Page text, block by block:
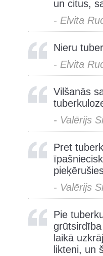
un citus,
- Elvita
Nieru
- Elvita
Vilšanās
- Valērijs
Pret
- Valērijs
Pie
laikā
likteni, un